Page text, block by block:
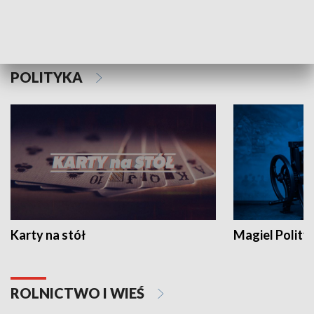
POLITYKA
Karty na stół Magiel
ROLNICTWO I WIEŚ